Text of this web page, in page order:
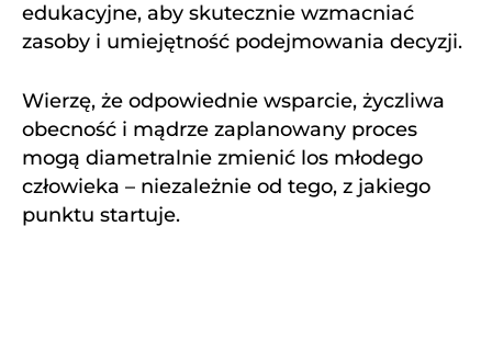
edukacyjne, aby skutecznie wzmacniać
zasoby i umiejętność podejmowania decyzji.
Wierzę, że odpowiednie wsparcie, życzliwa
obecność i mądrze zaplanowany proces
mogą diametralnie zmienić los młodego
człowieka – niezależnie od tego, z jakiego
punktu startuje.